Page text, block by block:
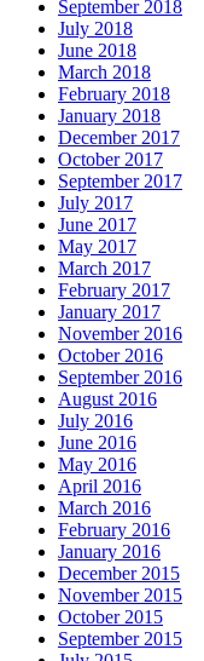
September 2018
July 2018
June 2018
March 2018
February 2018
January 2018
December 2017
October 2017
September 2017
July 2017
June 2017
May 2017
March 2017
February 2017
January 2017
November 2016
October 2016
September 2016
August 2016
July 2016
June 2016
May 2016
April 2016
March 2016
February 2016
January 2016
December 2015
November 2015
October 2015
September 2015